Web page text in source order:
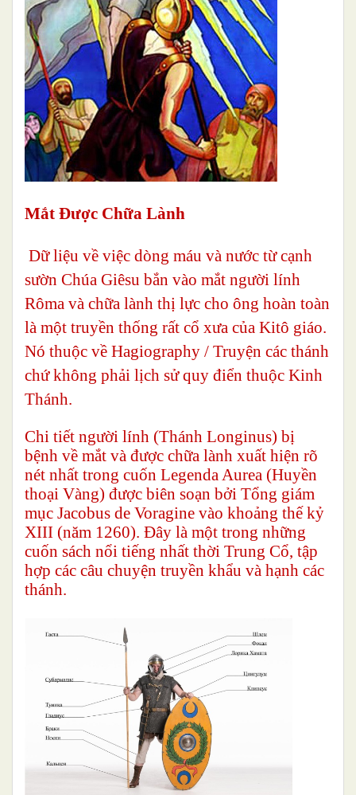
Mắt Được Chữa Lành
Dữ liệu về việc dòng máu và nước từ cạnh
sườn Chúa Giêsu bắn vào mắt người lính
Rôma và chữa lành thị lực cho ông hoàn toàn
là một truyền thống rất cổ xưa của Kitô giáo.
Nó thuộc về Hagiography / Truyện các thánh
chứ không phải lịch sử quy điển thuộc Kinh
Thánh.
Chi tiết người lính (Thánh Longinus) bị
bệnh về mắt và được chữa lành xuất hiện rõ
nét nhất trong cuốn Legenda Aurea (Huyền
thoại Vàng) được biên soạn bởi Tổng giám
mục Jacobus de Voragine vào khoảng thế kỷ
XIII (năm 1260). Đây là một trong những
cuốn sách nổi tiếng nhất thời Trung Cổ, tập
hợp các câu chuyện truyền khẩu và hạnh các
thánh.